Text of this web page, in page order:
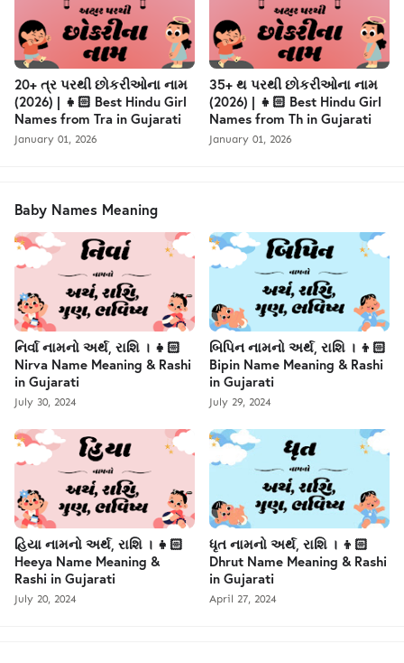
20+ ત્ર પરથી છોકરીઓના નામ
(2026) | 👧🏻 Best Hindu Girl
Names from Tra in Gujarati
January 01, 2026
35+ થ પરથી છોકરીઓના નામ
(2026) | 👧🏻 Best Hindu Girl
Names from Th in Gujarati
January 01, 2026
Baby Names Meaning
નિર્વા નામનો અર્થ, રાશિ । 👧🏻
Nirva Name Meaning & Rashi
in Gujarati
July 30, 2024
બિપિન નામનો અર્થ, રાશિ । 👦🏻
Bipin Name Meaning & Rashi
in Gujarati
July 29, 2024
હિયા નામનો અર્થ, રાશિ । 👧🏻
Heeya Name Meaning &
Rashi in Gujarati
July 20, 2024
ધૃત નામનો અર્થ, રાશિ । 👦🏻
Dhrut Name Meaning & Rashi
in Gujarati
April 27, 2024